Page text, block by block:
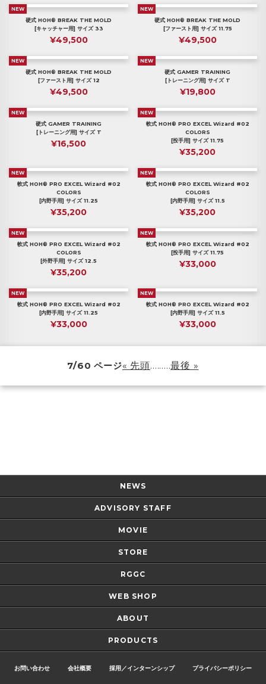
NEW
硬式 HOH® BREAK THE MOLD
[キャッチャー用] サイズ 33
¥49,500
NEW
硬式 HOH® BREAK THE MOLD
[ファースト用] サイズ 11.75
¥49,500
NEW
硬式 HOH® BREAK THE MOLD
[ファースト用] サイズ 12
¥49,500
NEW
硬式 GAMER TRAINING
[トレーニング用] サイズ T
¥19,800
NEW
硬式 GAMER TRAINING
[トレーニング用] サイズ T
¥16,500
NEW
軟式 HOH® PRO EXCEL Wizard #02
COLORS
[投手用] サイズ 11.75
¥35,200
NEW
軟式 HOH® PRO EXCEL Wizard #02
COLORS
[内野手用] サイズ 11.25
¥35,200
NEW
軟式 HOH® PRO EXCEL Wizard #02
COLORS
[内野手用] サイズ 11.5
¥35,200
NEW
軟式 HOH® PRO EXCEL Wizard #02
COLORS
[外野手用] サイズ 12.5
¥35,200
NEW
軟式 HOH® PRO EXCEL Wizard #02
[投手用] サイズ 11.75
¥33,000
NEW
軟式 HOH® PRO EXCEL Wizard #02
[内野手用] サイズ 11.25
¥33,000
NEW
軟式 HOH® PRO EXCEL Wizard #02
[内野手用] サイズ 11.5
¥33,000
7/60 ページ« 先頭.........最後 »
NEWS
ADVISORY STAFF
MOVIE
STORE
RGGC
WEB SHOP
ABOUT
PRODUCTS
お問い合わせ 会社概要 採用／インターンシップ プライバシーポリシー